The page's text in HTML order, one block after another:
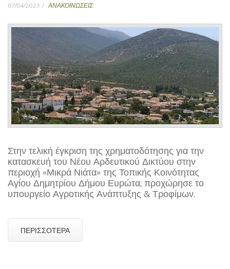
07/04/2023 ΑΝΑΚΟΙΝΩΣΕΙΣ
Στην τελική έγκριση της χρηματοδότησης για την
κατασκευή του Νέου Αρδευτικού Δικτύου στην
περιοχή «Μικρά Νιάτα» της Τοπικής Κοινότητας
Αγίου Δημητρίου Δήμου Ευρώτα, προχώρησε το
υπουργείο Αγροτικής Ανάπτυξης & Τροφίμων.
ΠΕΡΙΣΣΌΤΕΡΑ